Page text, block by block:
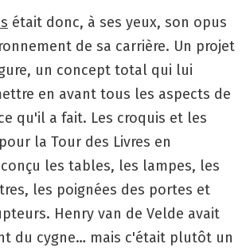
était donc, à ses yeux, son opus
de sa carrière. Un projet
un concept total qui lui
en avant tous les aspects de
qu'il a fait. Les croquis et les
la Tour des Livres en
les tables, les lampes, les
les poignées des portes et
Henry van de Velde avait
du cygne… mais c'était plutôt un